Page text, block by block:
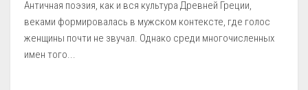
Античная поэзия, как и вся культура Древней Греции,
веками формировалась в мужском контексте, где голос
женщины почти не звучал. Однако среди многочисленных
имен того...